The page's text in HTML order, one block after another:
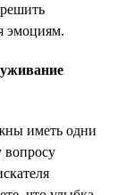
эмоциям.
иметь одни
вопросу